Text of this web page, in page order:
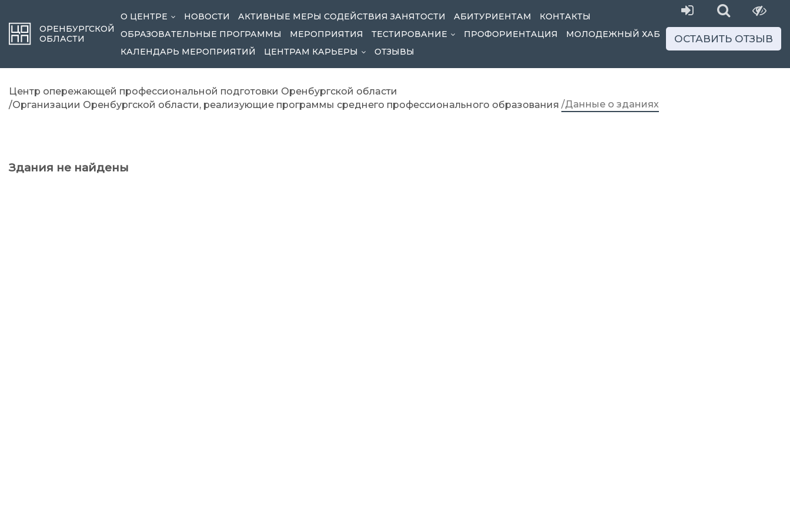
ОРЕНБУРГСКОЙ
ОБЛАСТИ
О ЦЕНТРЕ НОВОСТИ АКТИВНЫЕ МЕРЫ СОДЕЙСТВИЯ ЗАНЯТОСТИ АБИТУРИЕНТАМ
КОНТАКТЫ
ОБРАЗОВАТЕЛЬНЫЕ ПРОГРАММЫ
МЕРОПРИЯТИЯ ТЕСТИРОВАНИЕ ПРОФОРИЕНТАЦИЯ
МОЛОДЕЖНЫЙ ХАБ
КАЛЕНДАРЬ МЕРОПРИЯТИЙ
ЦЕНТРАМ КАРЬЕРЫ ОТЗЫВЫ
ОСТАВИТЬ ОТЗЫВ
Центр опережающей профессиональной подготовки Оренбургской области
/Организации Оренбургской области, реализующие программы среднего профессионального образования /Данные о зданиях
Здания не найдены